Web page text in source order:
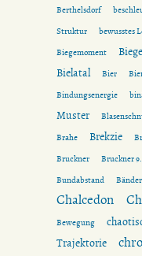
Berthelsdorf
Struktur
bewusstes
Biegemoment
Bielatal
Bier
Bindungsenergie
Muster
Brahe
Brekzie
Bruckner
Bruckner
Bundabstand
Chalcedon
Bewegung
Trajektorie